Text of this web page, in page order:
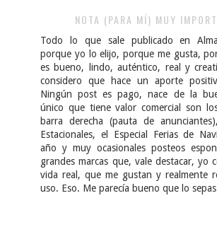
NOTA (PARA MÍ) MUY
Todo lo que sale publicado en
porque yo lo elijo, porque me gusta,
es bueno, lindo, auténtico, real y
considero que hace un aporte
Ningún post es pago, nace de la
único que tiene valor comercial son
barra derecha (pauta de
Estacionales, el Especial Ferias de
año y muy ocasionales posteos
grandes marcas que, vale destacar, yo
vida real, que me gustan y realmente
uso. Eso. Me parecía bueno que lo